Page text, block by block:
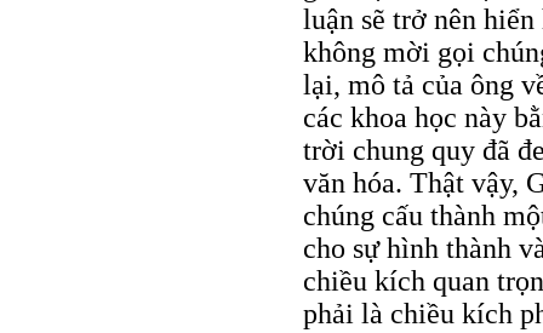
luận sẽ trở nên
không mời gọi
lại, mô tả của ông
các khoa học này
trời chung quy đã
văn hóa. Thật vậy,
chúng cấu thành
cho sự hình thành
chiều kích quan
phải là chiều kích